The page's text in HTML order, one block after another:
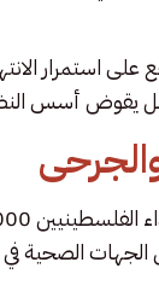
استمرار
يقوض أسس
الجهات